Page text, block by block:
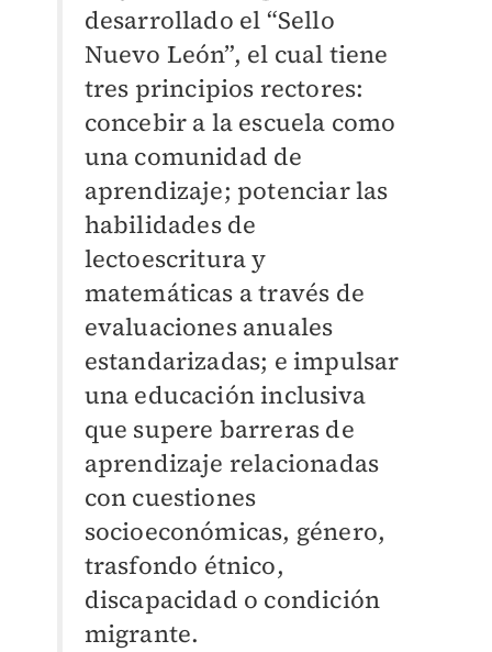
desarrollado el “Sello
Nuevo León”, el cual tiene
tres principios rectores:
concebir a la escuela como
una comunidad de
aprendizaje; potenciar las
habilidades de
lectoescritura y
matemáticas a través de
evaluaciones anuales
estandarizadas; e impulsar
una educación inclusiva
que supere barreras de
aprendizaje relacionadas
con cuestiones
socioeconómicas, género,
trasfondo étnico,
discapacidad o condición
migrante.